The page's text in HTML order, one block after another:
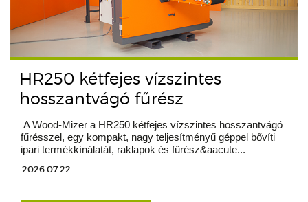
HR250 kétfejes vízszintes
hosszantvágó fűrész
A Wood-Mizer a HR250 kétfejes vízszintes hosszantvágó
fűrésszel, egy kompakt, nagy teljesítményű géppel bővíti
ipari termékkínálatát, raklapok és fűrész&aacute...
2026.07.22.